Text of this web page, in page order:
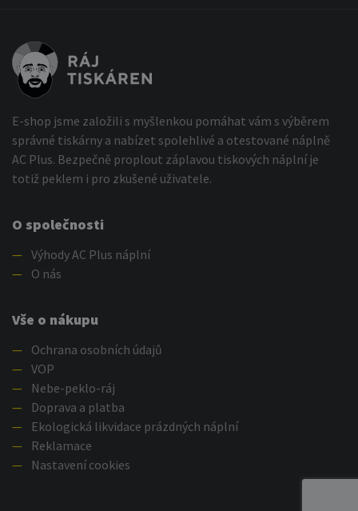
E-shop jsme založili s myšlenkou pomáhat vám s výběrem
správné tiskárny a nabízet spolehlivé a otestované náplně
AC Plus. Bezpečně proplout záplavou tiskových náplní je
totiž peklem i pro zkušené uživatele.
O společnosti
— Výhody AC Plus náplní
—
O nás
Vše o nákupu
—
Ochrana osobních údajů
— VOP
—
Nebe-peklo-ráj
—
Doprava a platba
—
Ekologická likvidace prázdných náplní
—
Reklamace
—
Nastavení cookies